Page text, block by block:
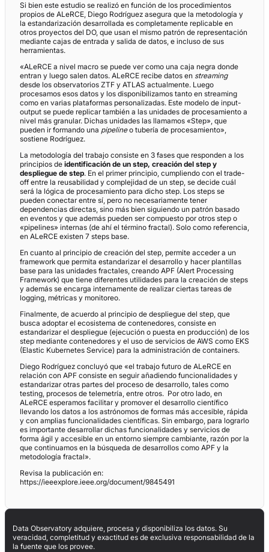
Si bien este estudio se realizó en función de los procedimientos
propios de ALeRCE, Diego Rodríguez asegura que la metodología y
la estandarización desarrollada es completamente replicable en
otros proyectos del DO, que usan el mismo patrón de representación
mediante cajas de entrada y salida de datos, e incluso de sus
herramientas.
«ALeRCE a nivel macro se puede ver como una caja negra donde
entran y luego salen datos. ALeRCE recibe datos en streaming
desde los observatorios ZTF y ATLAS actualmente. Luego
procesamos esos datos y los disponibilizamos tanto en streaming
como en varias plataformas personalizadas. Este modelo de input-
output se puede replicar también a las unidades de procesamiento a
nivel más granular. Dichas unidades las llamamos «Step», que
pueden ir formando una pipelineo tubería de procesamiento»,
sostiene Rodríguez.
La metodología del trabajo consiste en 3 fases que responden a los
principios de identificación de un step, creación del step y
despliegue de step. En el primer principio, cumpliendo con el trade-
off entre la reusabilidad y complejidad de un step, se decide cuál
será la lógica de procesamiento para dicho step. Los steps se
pueden conectar entre sí, pero no necesariamente tener
dependencias directas, sino más bien siguiendo un patrón basado
en eventos y que además pueden ser compuesto por otros step o
«pipelines» internas (de ahí el término fractal). Solo como referencia,
en ALeRCE existen 7 steps base.
En cuanto al principio de creación del step, permite acceder a un
framework que permita estandarizar el desarrollo y hacer plantillas
base para las unidades fractales, creando APF (Alert Processing
Framework) que tiene diferentes utilidades para la creación de steps
y además se encarga internamente de realizar ciertas tareas de
logging, métricas y monitoreo.
Finalmente, de acuerdo al principio de despliegue del step, que
busca adoptar el ecosistema de contenedores, consiste en
estandarizar el despliegue (ejecución o puesta en producción) de los
step mediante contenedores y el uso de servicios de AWS como EKS
(Elastic Kubernetes Service) para la administración de containers.
Diego Rodríguez concluyó que «el trabajo futuro de ALeRCE en
relación con APF consiste en seguir añadiendo funcionalidades y
estandarizar otras partes del proceso de desarrollo, tales como
testing, procesos de telemetría, entre otros. Por otro lado, en
ALeRCE esperamos facilitar y promover el desarrollo científico
llevando los datos a los astrónomos de formas más accesible, rápida
y con amplias funcionalidades científicas. Sin embargo, para lograrlo
es importante desarrollar dichas funcionalidades y servicios de
forma ágil y accesible en un entorno siempre cambiante, razón por la
que continuamos en la búsqueda de desarrollos como APF y la
metodología fractal».
Revisa la publicación en:
https://ieeexplore.ieee.org/document/9845491
Data Observatory adquiere, procesa y disponibiliza los datos. Su
veracidad, completitud y exactitud es de exclusiva responsabilidad de la
la fuente que los provee.